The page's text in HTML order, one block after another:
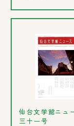
仙台文学館ニュ
三十一号